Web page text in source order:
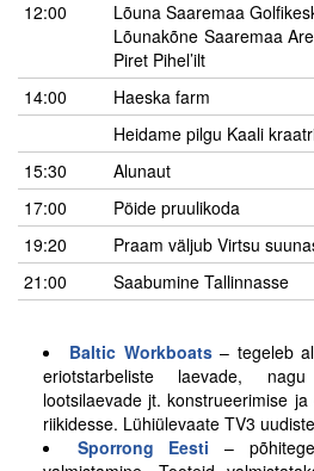
12:00
Lõuna Saaremaa
Lõunakõne Saaremaa
Piret Pihel’ilt
14:00
Haeska farm
Heidame pilgu Kaali
15:30
Alunaut
17:00
Pöide pruulikoda
19:20
Praam väljub Virtsu
21:00
Saabumine Tallinnasse
Baltic Workboats– tegeleb
eriotstarbeliste laevade,
lootsilaevade jt. konstrueerimise
riikidesse. Lühiülevaate TV3
Sporrong Eesti –